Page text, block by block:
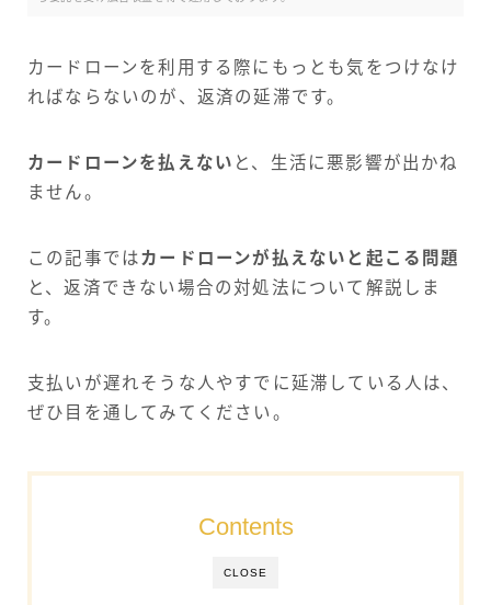
カードローンを利用する際にもっとも気をつけなけ
ればならないのが、返済の延滞です。
カードローンを払えない と、生活に悪影響が出かね
ません。
この記事ではカードローンが払えないと起こる問題
と、返済できない場合の対処法について解説しま
す。
支払いが遅れそうな人やすでに延滞している人は、
ぜひ目を通してみてください。
CLOSE
Contents